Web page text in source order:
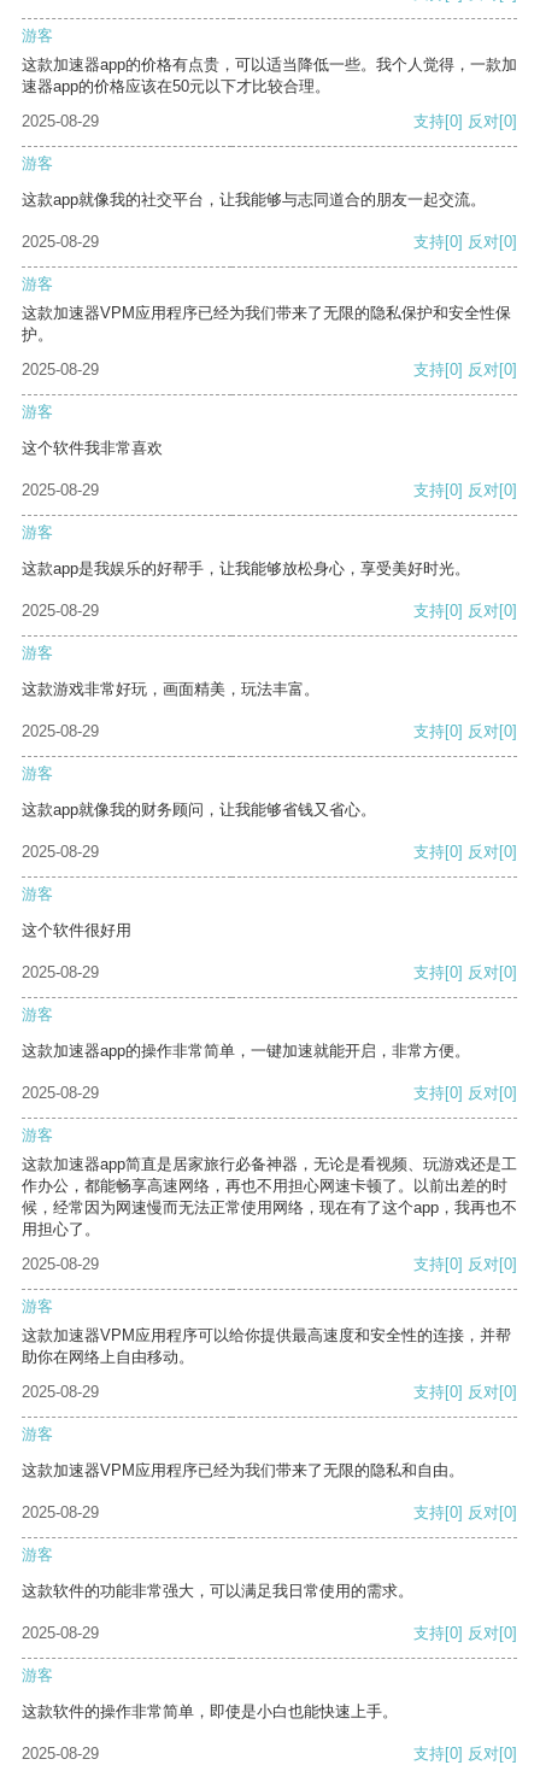
游客
这款加速器app的价格有点贵，可以适当降低一些。我个人觉得，一款加
速器app的价格应该在50元以下才比较合理。
2025-08-29
支持[0] 反对[0]
游客
这款app就像我的社交平台，让我能够与志同道合的朋友一起交流。
2025-08-29 支持[0] 反对[0]
游客
这款加速器VPM应用程序已经为我们带来了无限的隐私保护和安全性保
护。
2025-08-29
支持[0] 反对[0]
游客
这个软件我非常喜欢
2025-08-29 支持[0] 反对[0]
游客
这款app是我娱乐的好帮手，让我能够放松身心，享受美好时光。
2025-08-29 支持[0] 反对[0]
游客
这款游戏非常好玩，画面精美，玩法丰富。
2025-08-29 支持[0] 反对[0]
游客
这款app就像我的财务顾问，让我能够省钱又省心。
2025-08-29 支持[0] 反对[0]
游客
这个软件很好用
2025-08-29 支持[0] 反对[0]
游客
这款加速器app的操作非常简单，一键加速就能开启，非常方便。
2025-08-29 支持[0] 反对[0]
游客
这款加速器app简直是居家旅行必备神器，无论是看视频、玩游戏还是工
作办公，都能畅享高速网络，再也不用担心网速卡顿了。以前出差的时
候，经常因为网速慢而无法正常使用网络，现在有了这个app，我再也不
用担心了。
2025-08-29
支持[0] 反对[0]
游客
这款加速器VPM应用程序可以给你提供最高速度和安全性的连接，并帮
助你在网络上自由移动。
2025-08-29
支持[0] 反对[0]
游客
这款加速器VPM应用程序已经为我们带来了无限的隐私和自由。
2025-08-29 支持[0] 反对[0]
游客
这款软件的功能非常强大，可以满足我日常使用的需求。
2025-08-29 支持[0] 反对[0]
游客
这款软件的操作非常简单，即使是小白也能快速上手。
2025-08-29 支持[0] 反对[0]